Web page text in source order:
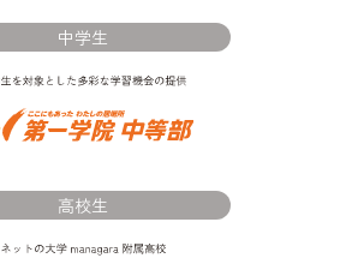
中学生
高校生